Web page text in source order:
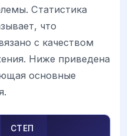
Статистика
что
с качеством
Ниже приведена
основные
СТЕП